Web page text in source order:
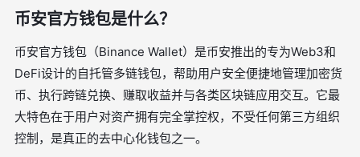
币安官方钱包是什么？
币安官方钱包（Binance Wallet）是币安推出的专为Web3和
DeFi设计的自托管多链钱包，帮助用户安全便捷地管理加密货
币、执行跨链兑换、赚取收益并与各类区块链应用交互。它最
大特色在于用户对资产拥有完全掌控权，不受任何第三方组织
控制，是真正的去中心化钱包之一。